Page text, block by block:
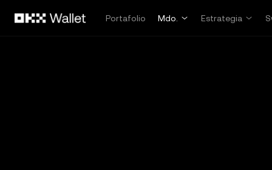
Portafolio
Mdo. Estrategia